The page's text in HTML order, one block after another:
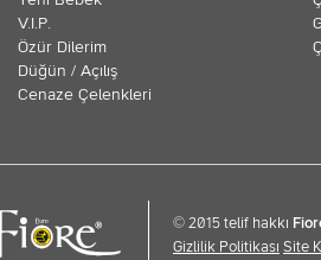
V.I.P.
Özür Dilerim
Düğün / Açılış
Cenaze Çelenkleri
© 2015 telif hakkı
Gizlilik Politikası Site